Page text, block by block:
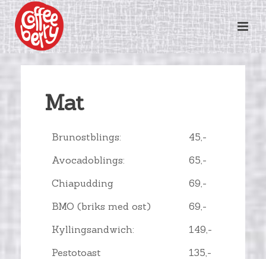
Mat
Brunostblings:
45,-
Avocadoblings:
65,-
Chiapudding
69,-
BMO (briks med ost)
69,-
Kyllingsandwich:
149,-
Pestotoast
135,-